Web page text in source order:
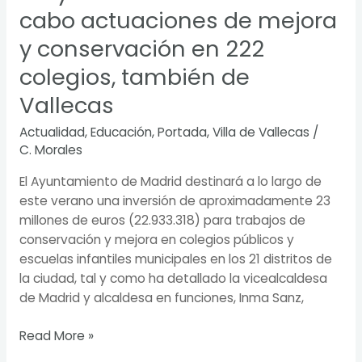
cabo actuaciones de mejora
y conservación en 222
colegios, también de
Vallecas
Actualidad,Educación,Portada,Villa de Vallecas /
C. Morales
El Ayuntamiento de Madrid destinará a lo largo de
este verano una inversión de aproximadamente 23
millones de euros (22.933.318) para trabajos de
conservación y mejora en colegios públicos y
escuelas infantiles municipales en los 21 distritos de
la ciudad, tal y como ha detallado la vicealcaldesa
de Madrid y alcaldesa en funciones, Inma Sanz,
Read More »